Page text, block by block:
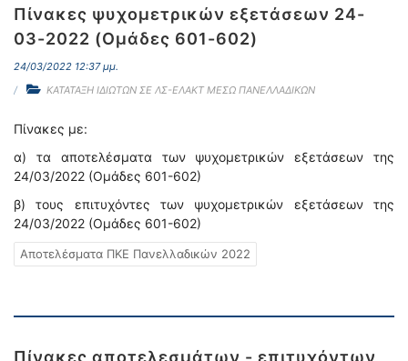
Πίνακες ψυχομετρικών εξετάσεων 24-
03-2022 (Ομάδες 601-602)
24/03/2022 12:37 μμ.
ΚΑΤΑΤΑΞΗ ΙΔΙΩΤΩΝ ΣΕ ΛΣ-ΕΛΑΚΤ ΜΕΣΩ ΠΑΝΕΛΛΑΔΙΚΩΝ
Πίνακες με:
α) τα αποτελέσματα των ψυχομετρικών εξετάσεων της
24/03/2022 (Ομάδες 601-602)
β) τους επιτυχόντες των ψυχομετρικών εξετάσεων της
24/03/2022 (Ομάδες 601-602)
Αποτελέσματα ΠΚΕ Πανελλαδικών 2022
Πίνακες αποτελεσμάτων - επιτυχόντων